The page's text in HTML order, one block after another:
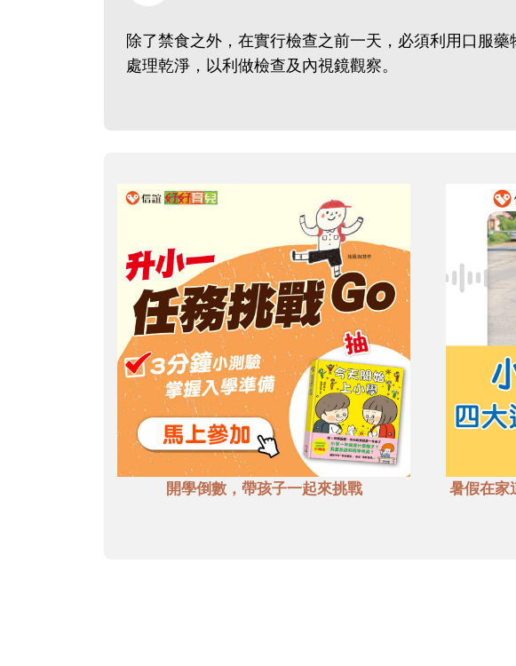
除了禁食之外，在實行檢查之前一天，必須利用口服
處理乾淨，以利做檢查及內視鏡觀察。
開學倒數，帶孩子一起來挑戰
暑假在家